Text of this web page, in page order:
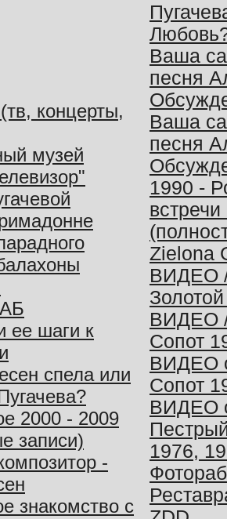
концерты,
музей
ее шаги к
спела или
2000 - 2009
записи)
-
знакомство с
Ваша
песня
Ваша
песня
1990 -
Zielona
ВИДЕО
ВИДЕО
Сопот
ВИДЕО
Сопот
ВИДЕО
1976,